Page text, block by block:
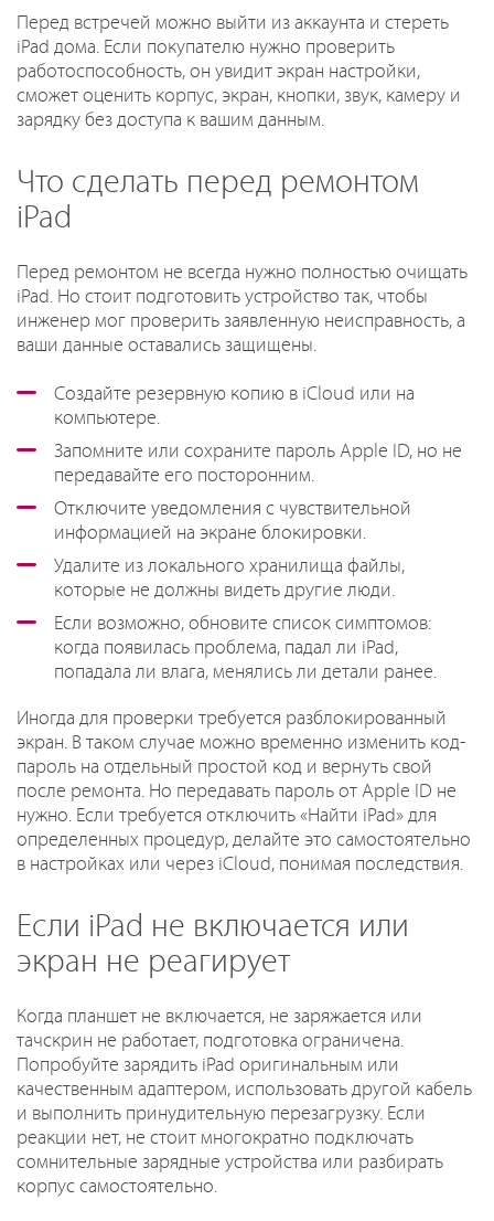
Перед встречей можно выйти из аккаунта и стереть
iPad дома. Если покупателю нужно проверить
работоспособность, он увидит экран настройки,
сможет оценить корпус, экран, кнопки, звук, камеру и
зарядку без доступа к вашим данным.
Что сделать перед ремонтом
iPad
Перед ремонтом не всегда нужно полностью очищать
iPad. Но стоит подготовить устройство так, чтобы
инженер мог проверить заявленную неисправность, а
ваши данные оставались защищены.
Создайте резервную копию в iCloud или на
компьютере.
Запомните или сохраните пароль Apple ID, но не
передавайте его посторонним.
Отключите уведомления с чувствительной
информацией на экране блокировки.
Удалите из локального хранилища файлы,
которые не должны видеть другие люди.
Если возможно, обновите список симптомов:
когда появилась проблема, падал ли iPad,
попадала ли влага, менялись ли детали ранее.
Иногда для проверки требуется разблокированный
экран. В таком случае можно временно изменить код-
пароль на отдельный простой код и вернуть свой
после ремонта. Но передавать пароль от Apple ID не
нужно. Если требуется отключить «Найти iPad» для
определенных процедур, делайте это самостоятельно
в настройках или через iCloud, понимая последствия.
Если iPad не включается или
экран не реагирует
Когда планшет не включается, не заряжается или
тачскрин не работает, подготовка ограничена.
Попробуйте зарядить iPad оригинальным или
качественным адаптером, использовать другой кабель
и выполнить принудительную перезагрузку. Если
реакции нет, не стоит многократно подключать
сомнительные зарядные устройства или разбирать
корпус самостоятельно.